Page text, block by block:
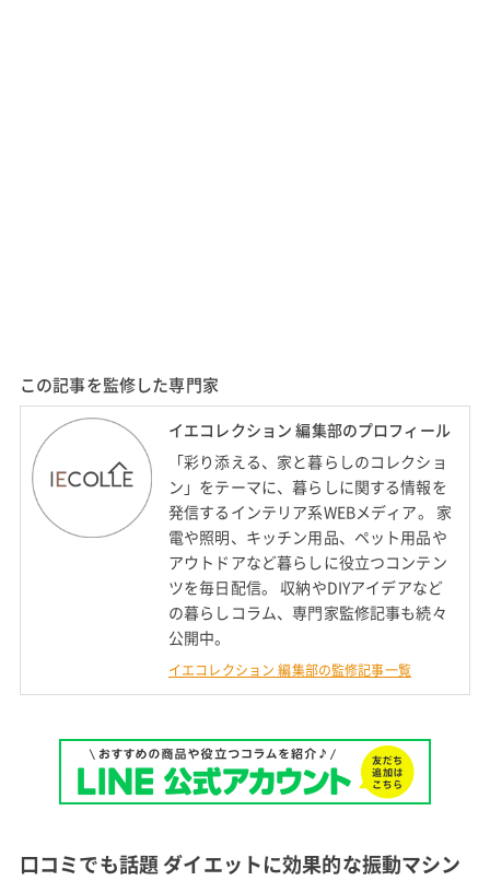
この記事を監修した専門家
イエコレクション 編集部のプロフィール
「彩り添える、家と暮らしのコレクショ
ン」をテーマに、暮らしに関する情報を
発信するインテリア系WEBメディア。 家
電や照明、キッチン用品、ペット用品や
アウトドアなど暮らしに役立つコンテン
ツを毎日配信。 収納やDIYアイデアなど
の暮らしコラム、専門家監修記事も続々
公開中。
イエコレクション 編集部の監修記事一覧
口コミでも話題 ダイエットに効果的な振動マシン